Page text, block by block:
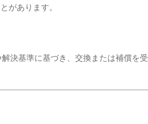
があります。
決基準に基づき、交換または補償を